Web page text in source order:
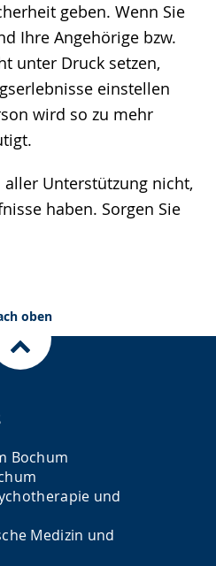
geben. Wenn Sie
Ihre Angehörige bzw.
unter Druck setzen,
einstellen
wird so zu mehr
aller Unterstützung nicht,
haben. Sorgen Sie
oben
Bochum
und
Medizin und